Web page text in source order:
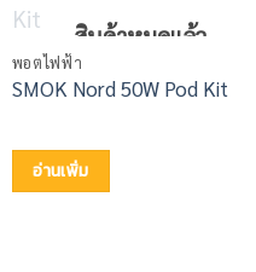
สินค้าหมดแล้ว
พอตไฟฟ้า
SMOK Nord 50W Pod Kit
อ่านเพิ่ม